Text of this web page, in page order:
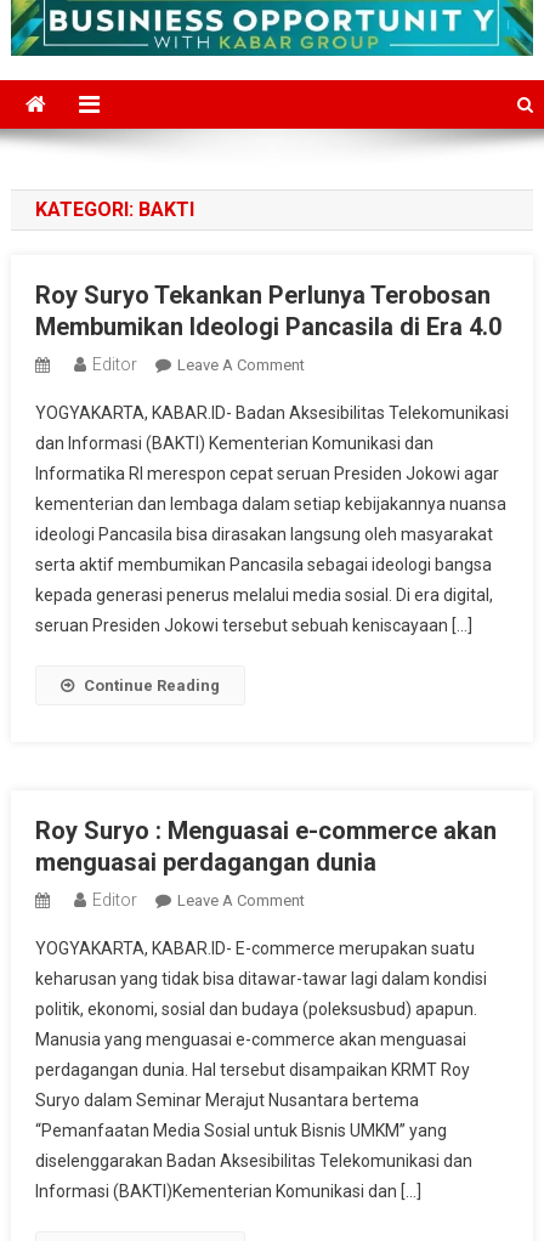
KATEGORI: BAKTI
Roy Suryo Tekankan Perlunya Terobosan
Membumikan Ideologi Pancasila di Era 4.0
Editor Leave A CommentOn
Suryo
Tekankan
Perlunya
Terobosan
Membumikan
Ideologi
Pancasila
Di
YOGYAKARTA, KABAR.ID- Badan Aksesibilitas Telekomunikasi
dan Informasi (BAKTI) Kementerian Komunikasi dan
Informatika RI merespon cepat seruan Presiden Jokowi agar
kementerian dan lembaga dalam setiap kebijakannya nuansa
ideologi Pancasila bisa dirasakan langsung oleh masyarakat
serta aktif membumikan Pancasila sebagai ideologi bangsa
kepada generasi penerus melalui media sosial. Di era digital,
seruan Presiden Jokowi tersebut sebuah keniscayaan […]
Continue Reading
Roy Suryo : Menguasai e-commerce akan
menguasai perdagangan dunia
Editor Leave A CommentOn
Suryo
:
Menguasai
E-
Commerce
Akan
Menguasai
Perdagangan
YOGYAKARTA, KABAR.ID- E-commerce merupakan suatu
keharusan yang tidak bisa ditawar-tawar lagi dalam kondisi
politik, ekonomi, sosial dan budaya (poleksusbud) apapun.
Manusia yang menguasai e-commerce akan menguasai
perdagangan dunia. Hal tersebut disampaikan KRMT Roy
Suryo dalam Seminar Merajut Nusantara bertema
“Pemanfaatan Media Sosial untuk Bisnis UMKM” yang
diselenggarakan Badan Aksesibilitas Telekomunikasi dan
Informasi (BAKTI)Kementerian Komunikasi dan […]